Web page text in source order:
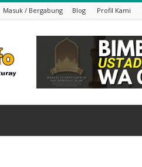
Masuk / Bergabung Blog Profil Kami